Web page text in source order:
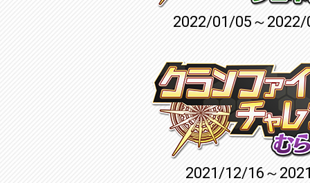
2022/01/05～
2021/12/16～